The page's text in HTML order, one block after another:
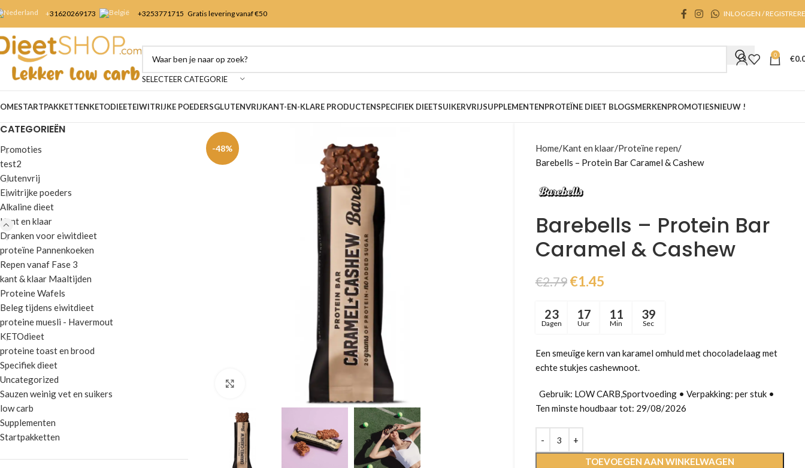
+31620269173 +3253771715 Gratis levering vanaf €50 INLOGGEN /
SELECTEER CATEGORIE
0 €
STARTPAKKETTENKETODIEETEIWITRIJKE POEDERSGLUTENVRIJKANT-EN-KLARE PRODUCTENSPECIFIEK DIEETSUIKERVRIJSUPPLEMENTENPROTEÏNE DIEET BLOGSMERKENPROMOTIESNIEUW !
CATEGORIEËN
Promoties
test2
Glutenvrij
Eiwitrijke poeders
Alkaline dieet
Kant en klaar
Dranken voor eiwitdieet
proteïne Pannenkoeken
Repen vanaf Fase 3
kant & klaar Maaltijden
Proteine Wafels
Beleg tijdens eiwitdieet
proteine muesli - Havermout
KETOdieet
proteine toast en brood
Specifiek dieet
Uncategorized
Sauzen weinig vet en suikers
low carb
Supplementen
Startpakketten
-48%
Klik om te vergroten
Home Kant en klaar Proteïne repen
Barebells – Protein Bar Caramel & Cashew
Barebells – Protein Bar
Caramel & Cashew
€2.79 €1.45
23
Dagen
17
Uur
11
Min
38
Sec
Een smeuïge kern van karamel omhuld met chocoladelaag met
echte stukjes cashewnoot.
Gebruik: LOW CARB,Sportvoeding • Verpakking: per stuk •
Ten minste houdbaar tot: 29/08/2026
TOEVOEGEN AAN WINKELWAGEN